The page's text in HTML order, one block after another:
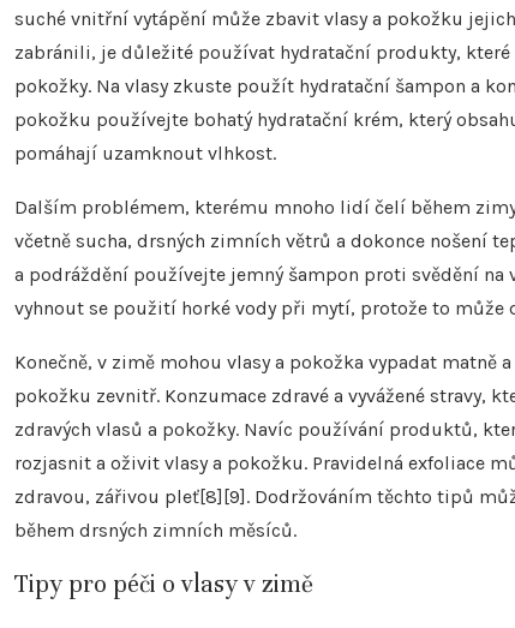
suché vnitřní vytápění může zbavit vlasy a pokožku
zabránili, je důležité používat hydratační produkty,
pokožky. Na vlasy zkuste použít hydratační šampon a
pokožku používejte bohatý hydratační krém, který
pomáhají uzamknout vlhkost.
Dalším problémem, kterému mnoho lidí čelí během
včetně sucha, drsných zimních větrů a dokonce nošení
a podráždění používejte jemný šampon proti svědění
vyhnout se použití horké vody při mytí, protože to může
Konečně, v zimě mohou vlasy a pokožka vypadat matně
pokožku zevnitř. Konzumace zdravé a vyvážené stravy,
zdravých vlasů a pokožky. Navíc používání produktů,
rozjasnit a oživit vlasy a pokožku. Pravidelná exfoliace
zdravou, zářivou pleť[8][9]. Dodržováním těchto tipů
během drsných zimních měsíců.
Tipy pro péči o vlasy v zimě